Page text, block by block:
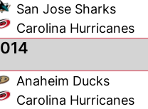
San Jose Sharks
Carolina Hurricanes
Anaheim Ducks
Carolina Hurricanes